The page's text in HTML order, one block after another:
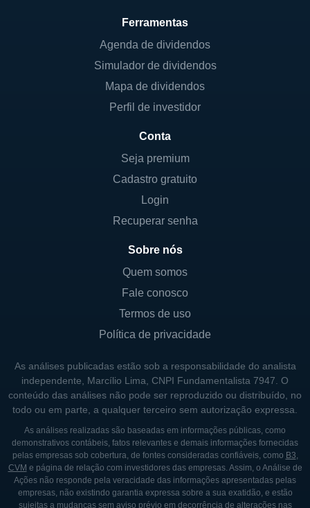
Ferramentas
Agenda de dividendos
Simulador de dividendos
Mapa de dividendos
Perfil de investidor
Conta
Seja premium
Cadastro gratuito
Login
Recuperar senha
Sobre nós
Quem somos
Fale conosco
Termos de uso
Política de privacidade
As análises publicadas estão sob a responsabilidade do analista
independente, Marcílio Lima, CNPI Fundamentalista 7947. O
conteúdo das análises não pode ser reproduzido ou distribuído, no
todo ou em parte, a qualquer terceiro sem autorização expressa.
As análises realizadas são baseadas em informações públicas, como
demonstrativos contábeis, fatos relevantes e demais informações fornecidas
pelas empresas sob cobertura, de fontes consideradas confiáveis, como B3,
CVM e página de relação com investidores das empresas. Assim, o Análise de
Ações não responde pela veracidade das informações apresentadas pelas
empresas, não existindo garantia expressa sobre a sua exatidão, e estão
sujeitas a mudanças sem aviso prévio em decorrência de alterações nas